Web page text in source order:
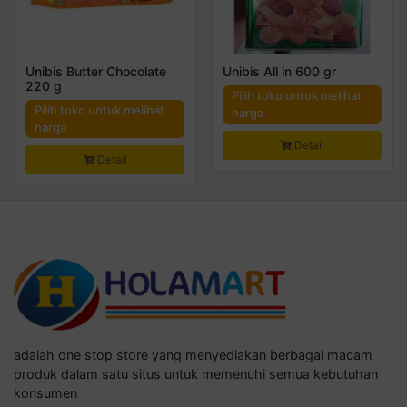
Unibis Butter Chocolate
220 g
Pilih toko untuk melihat
harga
Detail
Unibis All in 600 gr
Pilih toko untuk melihat
harga
Detail
adalah one stop store yang menyediakan berbagai macam
produk dalam satu situs untuk memenuhi semua kebutuhan
konsumen